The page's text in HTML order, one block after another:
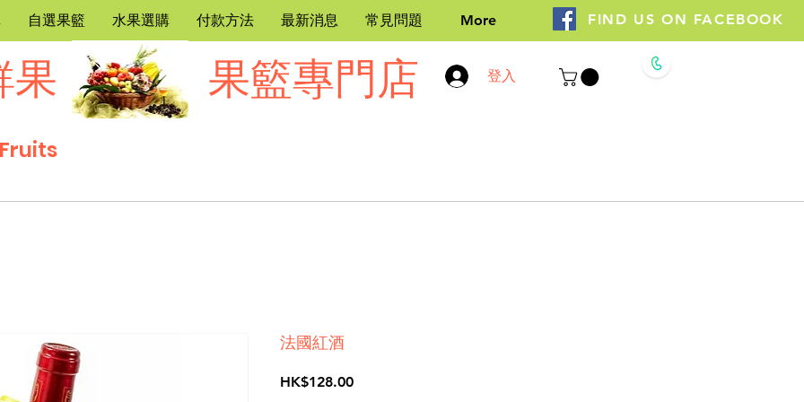
登入
FIND US ON FACEBOOK
自選果籃 水果選購 付款方法 最新消息 常見問題 More
果 果籃專門店
法國紅酒
HK$128.00價